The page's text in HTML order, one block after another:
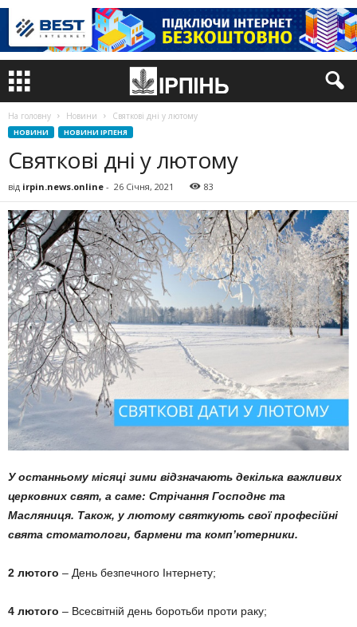
На головну Новини Святкові дні у лютому
НОВИНИ НОВИНИ ІРПЕНЯ
Святкові дні у лютому
від irpin.news.online - 26 Січня, 2021 83
У останньому місяці зими відзначають декілька важливих
церковних свят, а саме: Стрічання Господнє та
Масляниця. Також, у лютому святкують свої професійні
свята стоматологи, бармени та комп’ютерники.
2 лютого – День безпечного Інтернету;
4 лютого – Всесвітній день боротьби проти раку;